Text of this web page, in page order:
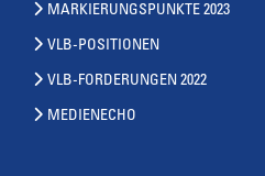
MARKIERUNGSPUNKTE 2023
VLB-POSITIONEN
VLB-FORDERUNGEN 2022
MEDIENECHO